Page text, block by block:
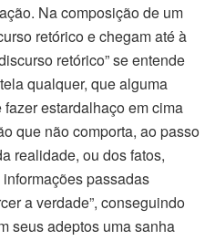
Na composição de um
retórico e chegam até à
retórico” se entende
qualquer, que alguma
estardalhaço em cima
que não comporta, ao passo
realidade, ou dos fatos,
passadas
a verdade”, conseguindo
seus adeptos uma sanha